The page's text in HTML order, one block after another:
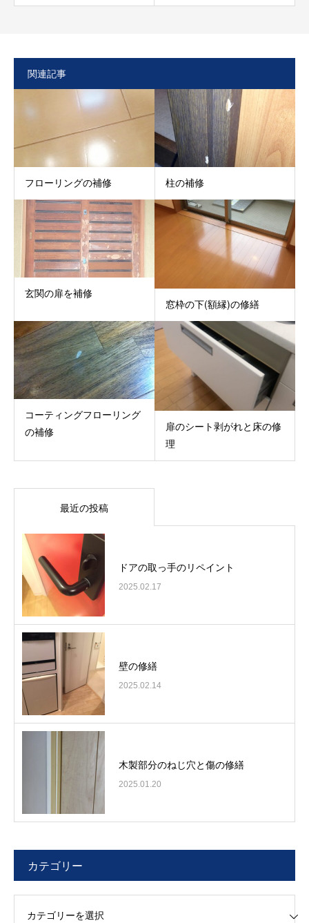
関連記事
フローリングの補修 柱の補修
玄関の扉を補修
窓枠の下(額縁)の修繕
コーティングフローリング
の補修
扉のシート剥がれと床の修
理
最近の投稿
ドアの取っ手のリペイント
2025.02.17
壁の修繕
2025.02.14
木製部分のねじ穴と傷の修繕
2025.01.20
カテゴリー